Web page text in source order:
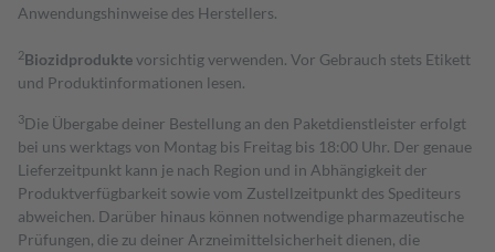
Anwendungshinweise des Herstellers.
2Biozidproduktevorsichtig verwenden. Vor Gebrauch stets Etikett
und Produktinformationen lesen.
3Die Übergabe deiner Bestellung an den Paketdienstleister erfolgt
bei uns werktags von Montag bis Freitag bis 18:00 Uhr. Der genaue
Lieferzeitpunkt kann je nach Region und in Abhängigkeit der
Produktverfügbarkeit sowie vom Zustellzeitpunkt des Spediteurs
abweichen. Darüber hinaus können notwendige pharmazeutische
Prüfungen, die zu deiner Arzneimittelsicherheit dienen, die